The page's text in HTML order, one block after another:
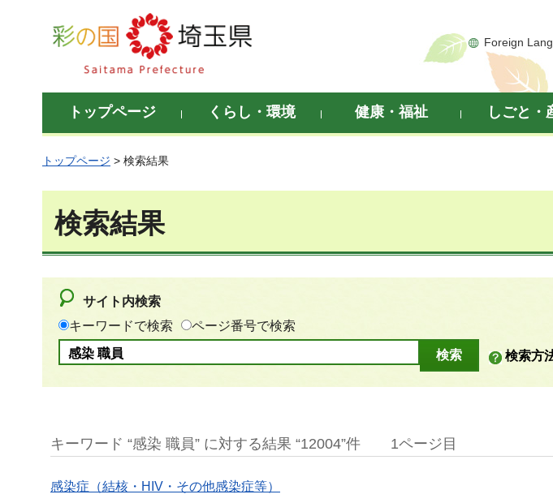
彩の国 埼玉県
Foreign
トップページ くらし・環境 健康・福祉 しごと・
トップページ > 検索結果
検索結果
サイト内検索
キーワードで検索
ページ番号で検索
検索方
キーワード “感染 職員” に対する結果 “12004”件 1ページ目
感染症（結核・HIV・その他感染症等）